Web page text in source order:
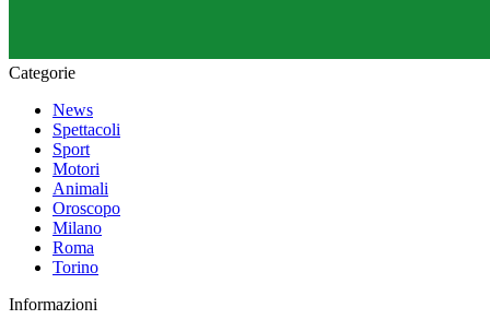
Categorie
News
Spettacoli
Sport
Motori
Animali
Oroscopo
Milano
Roma
Torino
Informazioni